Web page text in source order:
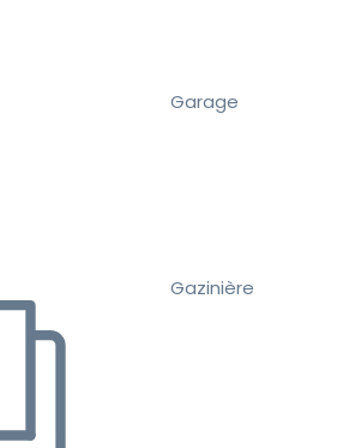
Garage
Gazinière